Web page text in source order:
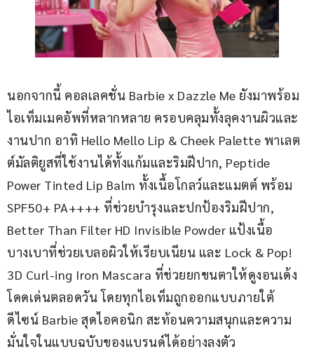
นอกจากนี้ คอลเลคชั่น Barbie x Dazzle Me ยังมาพร้อม
ไอเท็มเมคอัพที่หลากหลาย ครอบคลุมทั้งลุคงานผิวและ
งานปาก อาทิ Hello Mello Lip & Cheek Palette พาเลต
ต์มัลติยูสที่ใช้งานได้ทั้งแก้มและริมฝีปาก, Peptide
Power Tinted Lip Balm ทั้งเนื้อโกลว์และแมตต์ พร้อม
SPF50+ PA++++ ที่ช่วยบำรุงและปกป้องริมฝีปาก,
Better Than Filter HD Invisible Powder แป้งเนื้อ
บางเบาที่ช่วยเบลอผิวให้เรียบเนียน และ Lock & Pop!
3D Curl-ing Iron Mascara ที่ช่วยยกขนตาให้ดูงอนเด้ง
โดดเด่นตลอดวัน โดยทุกไอเท็มถูกออกแบบภายใต้
ดีไซน์ Barbie สุดไอคอนิก สะท้อนความสนุกและความ
มั่นใจในแบบฉบับของแบรนด์ได้อย่างลงตัว